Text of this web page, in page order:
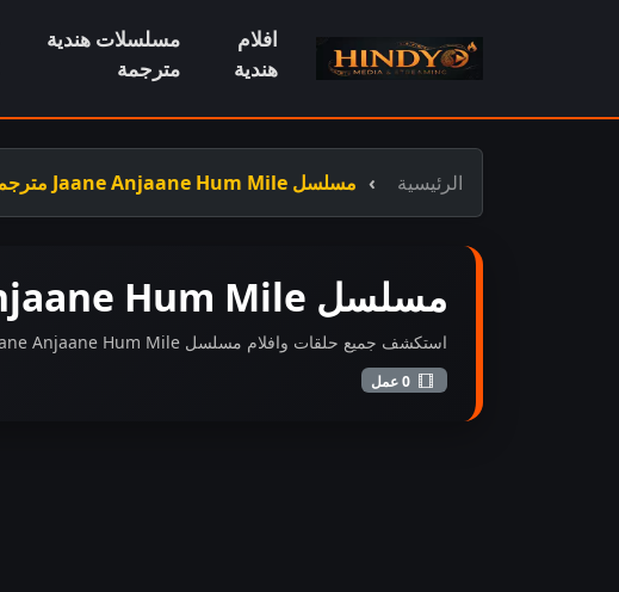
افلام
هندية
مسلسلات هندية
مترجمة
الرئيسية مسلسل Jaane Anjaane Hum Mile مترجم
مسلسل Jaane Anjaane Hum Mile مترجم
استكشف جميع حلقات وافلام مسلسل Jaane Anjaane Hum Mile مترجم المضافة حديثاً بجودة عالية FHD.